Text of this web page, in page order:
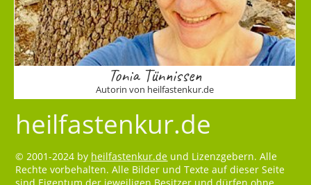
Tonia Tünnissen
Autorin von heilfastenkur.de
heilfastenkur.de
© 2001-2024 by heilfastenkur.de und Lizenzgebern. Alle
Rechte vorbehalten. Alle Bilder und Texte auf dieser Seite
sind Eigentum der jeweiligen Besitzer und dürfen ohne